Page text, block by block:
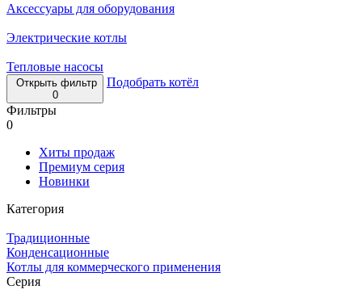
Аксессуары для оборудования
Электрические котлы
Тепловые насосы
Открыть фильтр
0
Подобрать котёл
Фильтры
0
Хиты продаж
Премиум серия
Новинки
Категория
Традиционные
Конденсационные
Котлы для коммерческого применения
Серия